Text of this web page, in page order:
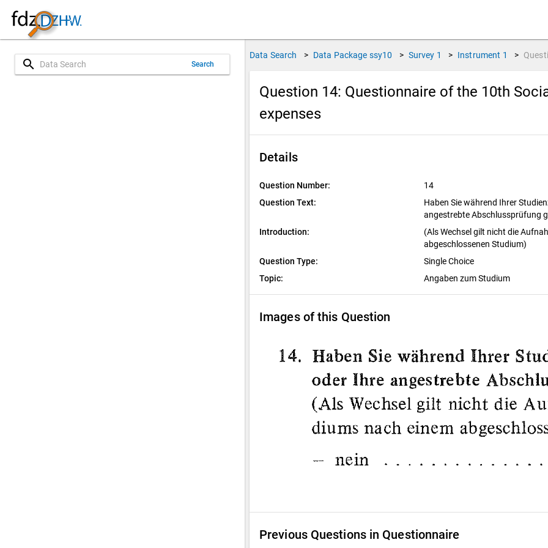
search Search
Data Search > Data Package ssy10 > Survey 1 > Instrument 1 >
Question 14: Questionnaire of the 10th
expenses
Details
Question Number:
14
Question Text:
Haben Sie während Ihrer
angestrebte Abschlussprüfung
Introduction:
(Als Wechsel gilt nicht die
abgeschlossenen Studium)
Question Type:
Single Choice
Topic:
Angaben zum Studium
Images of this Question
Previous Questions in Questionnaire